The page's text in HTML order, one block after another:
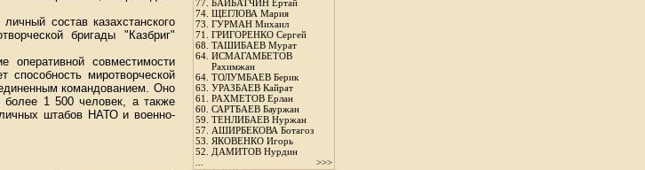
состав казахстанского
бригады "Казбриг"
оперативной совместимости
миротворческой
командованием. Оно
более 1 500 человек, а также
штабов НАТО и военно-
77. БАЙБАТЧИН Ертай
74. ЩЕГЛОВА Мария
73. ГУРМАН Михаил
71. ГРИГОРЕНКО Сергей
68. ТАШИБАЕВ Мурат
64. ИСМАГАМБЕТОВ
Рахимжан
64. ТОЛУМБАЕВ Берик
63. УРАЗБАЕВ Кайрат
61. РАХМЕТОВ Ерлан
60. САРТБАЕВ Бауржан
59. ТЕНЛИБАЕВ Нуржан
57. АШИРБЕКОВА Ботагоз
53. ЯКОВЕНКО Игорь
52. ДАМИТОВ Нурдин
>>>